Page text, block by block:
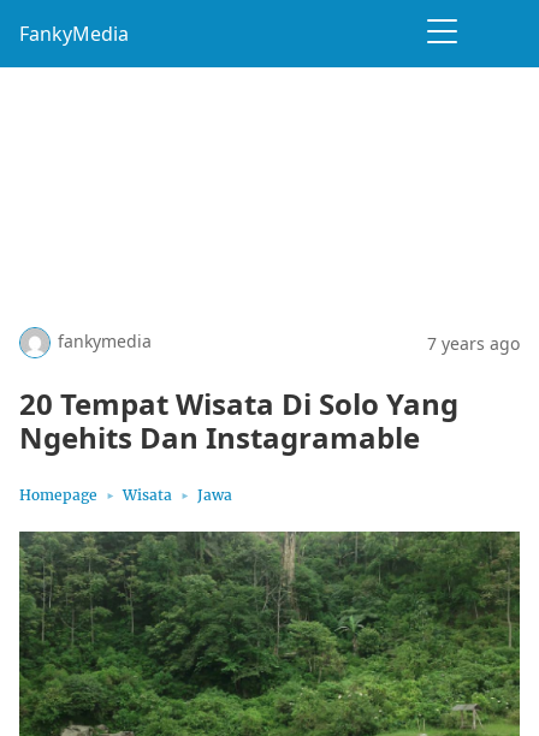
FankyMedia
fankymedia 7 years ago
20 Tempat Wisata Di Solo Yang
Ngehits Dan Instagramable
Homepage Wisata Jawa